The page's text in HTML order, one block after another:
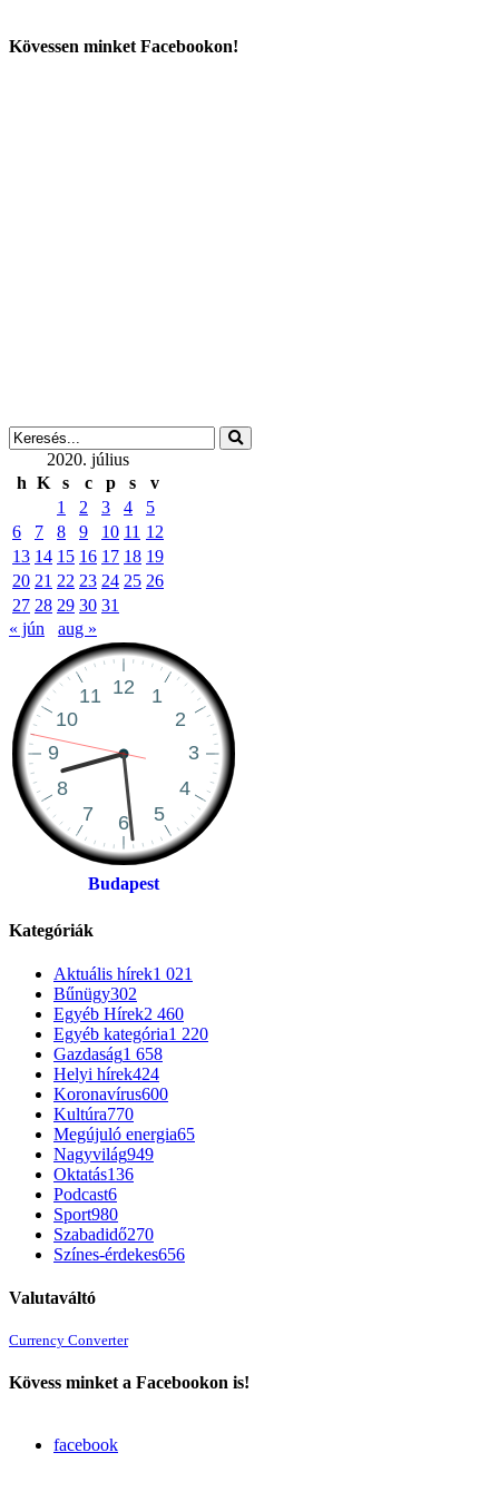
Kövessen minket Facebookon!
2020. július
h K s c p s
v
1
2 3 4
5
6
7 8 9 10 11 12
13 14 15 16 17 18 19
20 21 22 23 24 25 26
27 28 29 30 31
« jún
aug »
Budapest
Kategóriák
Aktuális hírek1 021
Bűnügy302
Egyéb Hírek2 460
Egyéb kategória1 220
Gazdaság1 658
Helyi hírek424
Koronavírus600
Kultúra770
Megújuló energia65
Nagyvilág949
Oktatás136
Podcast6
Sport980
Szabadidő270
Színes-érdekes656
Valutaváltó
Currency Converter
Kövess minket a Facebookon is!
facebook